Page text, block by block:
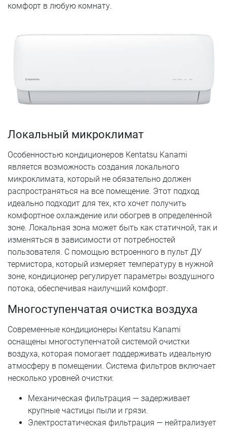
комфорт в любую комнату.
Локальный микроклимат
Особенностью кондиционеров Kentatsu Kanami
является возможность создания локального
микроклимата, который не обязательно должен
распространяться на все помещение. Этот подход
идеально подходит для тех, кто хочет получить
комфортное охлаждение или обогрев в определенной
зоне. Локальная зона может быть как статичной, так и
изменяться в зависимости от потребностей
пользователя. С помощью встроенного в пульт ДУ
термистора, который измеряет температуру в нужной
зоне, кондиционер регулирует параметры воздушного
потока, обеспечивая наилучший комфорт.
Многоступенчатая очистка воздуха
Современные кондиционеры Kentatsu Kanami
оснащены многоступенчатой системой очистки
воздуха, которая помогает поддерживать идеальную
атмосферу в помещении. Система фильтров включает
несколько уровней очистки:
Механическая фильтрация — задерживает
крупные частицы пыли и грязи.
Электростатическая фильтрация — нейтрализует